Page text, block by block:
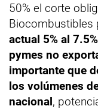
50% el corte
Biocombustibles
actual 5% al
pymes no
importante que
los volúmenes
nacional,